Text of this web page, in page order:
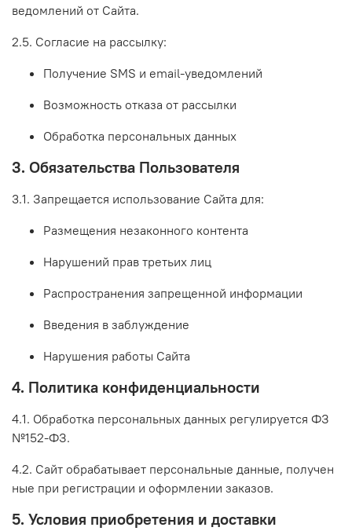
ведомлений от Сайта.
2.5. Согласие на рассылку:
Получение SMS и email-уведомлений
Возможность отказа от рассылки
Обработка персональных данных
3. Обязательства Пользователя
3.1. Запрещается использование Сайта для:
Размещения незаконного контента
Нарушений прав третьих лиц
Распространения запрещенной информации
Введения в заблуждение
Нарушения работы Сайта
4. Политика конфиденциальности
4.1. Обработка персональных данных регулируется ФЗ
№152-ФЗ.
4.2. Сайт обрабатывает персональные данные, получен
ные при регистрации и оформлении заказов.
5. Условия приобретения и доставки